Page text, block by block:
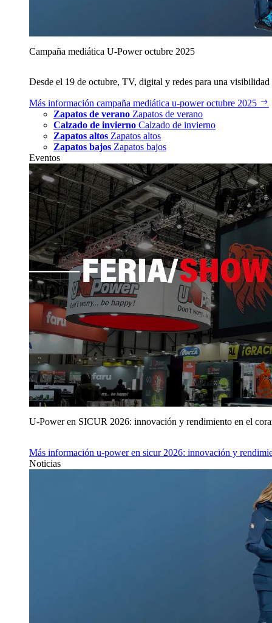
Campaña mediática U‑Power octubre 2025
Desde el 19 de octubre, TV, digital y redes para una
Más información campaña mediática u‑power octubre 2025
Zapatos de verano Zapatos de verano
Calzado de invierno Calzado de invierno
Zapatos altos Zapatos altos
Zapatos bajos Zapatos bajos
Eventos
U‑Power en SICUR 2026: innovación y rendimiento en el
Más información u‑power en sicur 2026: innovación y
Noticias